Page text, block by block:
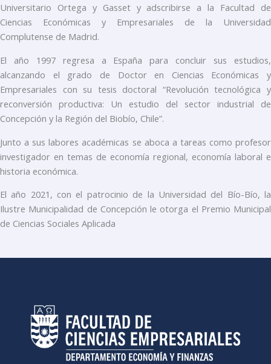
Universitario Ortega y Gasset y adscribirse a la Facultad de
Ciencias Económicas y Empresariales de la Universidad
Complutense de Madrid.
El año 1997 regresa a España para concluir sus estudios,
alcanzando el grado de Doctor en Ciencias Económicas y
Empresariales con su tesis doctoral “Revolución tecnológica y
reconversión productiva: Un estudio del sector industrial de
Concepción y la Región del Biobío, Chile”.
Junto a sus labores académicas se aboca a tareas como profesor
investigador en temas de economía regional, economía laboral e
historia económica.
El año 2021, con el patrocinio de la Universidad del Bío-Bío, la
Ilustre Municipalidad de Concepción le otorga el Premio Municipal
de Ciencias Sociales Aplicada